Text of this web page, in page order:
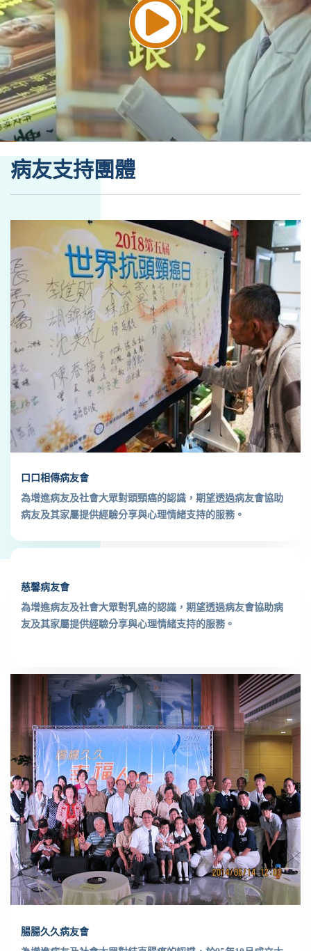
病友支持團體
口口相傳病友會
為增進病友及社會大眾對頭頸癌的認識，期望透過病友會協助
病友及其家屬提供經驗分享與心理情緒支持的服務。
慈馨病友會
為增進病友及社會大眾對乳癌的認識，期望透過病友會協助病
友及其家屬提供經驗分享與心理情緒支持的服務。